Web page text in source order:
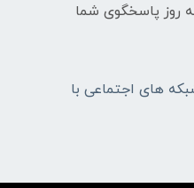
ساعت شبانه‌ روز پاسخگوی شما
های اجتماعی با